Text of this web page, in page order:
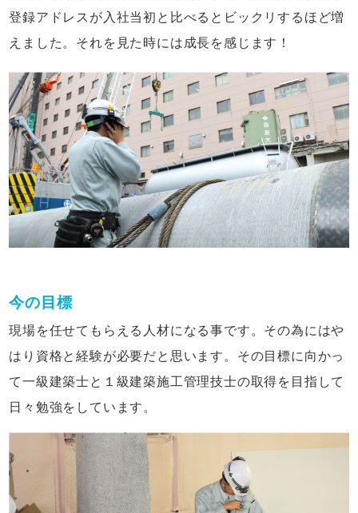
登録アドレスが入社当初と比べるとビックリするほど増
えました。それを見た時には成長を感じます！
今の目標
現場を任せてもらえる人材になる事です。その為にはや
はり資格と経験が必要だと思います。その目標に向かっ
て一級建築士と１級建築施工管理技士の取得を目指して
日々勉強をしています。